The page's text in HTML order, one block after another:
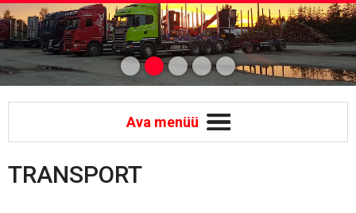
Ava menüü
TRANSPORT